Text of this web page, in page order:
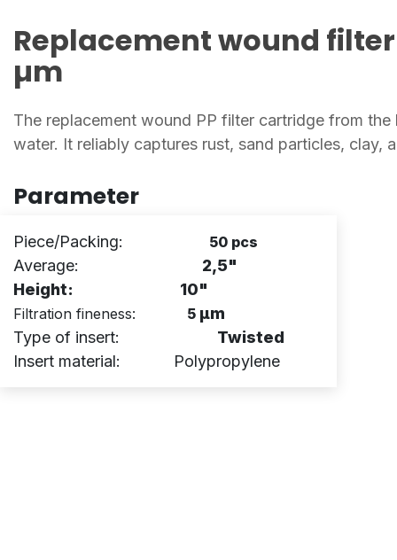
Replacement wound
µm
The replacement wound PP filter cartridge from
water. It reliably captures rust, sand particles, clay,
Parameter
Piece/Packing: 50 pcs
Average:
2,5"
Height:
10"
Filtration fineness: 5 µm
Type of insert: Twisted
Insert material: Polypropylene